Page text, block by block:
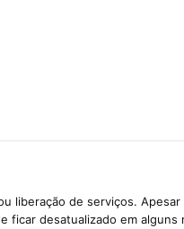
liberação de serviços.
desatualizado em alguns